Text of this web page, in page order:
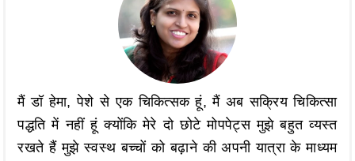
मैं डॉ हेमा, पेशे से एक चिकित्सक हूं, मैं अब सक्रिय चिकित्सा
पद्धति में नहीं हूं क्योंकि मेरे दो छोटे मोपपेट्स मुझे बहुत व्यस्त
रखते हैं मुझे स्वस्थ बच्चों को बढ़ाने की अपनी यात्रा के माध्यम